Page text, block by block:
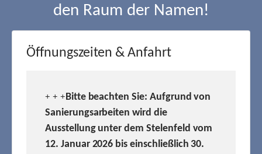
den Raum der Namen!
Öffnungszeiten & Anfahrt
+ + +Bitte beachten Sie: Aufgrund von
Sanierungsarbeiten wird die
Ausstellung unter dem Stelenfeld vom
12. Januar 2026 bis einschließlich 30.